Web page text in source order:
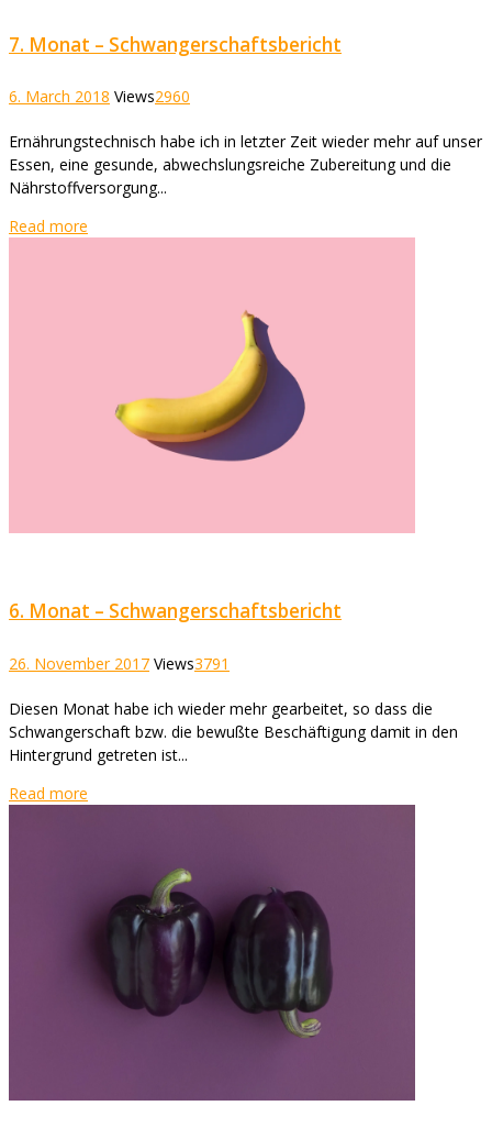
7. Monat – Schwangerschaftsbericht
6. March 2018 Views2960
Ernährungstechnisch habe ich in letzter Zeit wieder mehr auf unser
Essen, eine gesunde, abwechslungsreiche Zubereitung und die
Nährstoffversorgung...
Read more
6. Monat – Schwangerschaftsbericht
26. November 2017 Views3791
Diesen Monat habe ich wieder mehr gearbeitet, so dass die
Schwangerschaft bzw. die bewußte Beschäftigung damit in den
Hintergrund getreten ist...
Read more